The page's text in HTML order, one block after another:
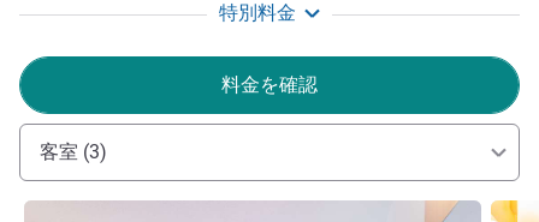
and enjoy the historical riches of the cities of Sintra and
Lisbon
Alexandre FROIS ホテル経営
特別料金
料金を確認
客室 (3)
詳細を表示 詳細